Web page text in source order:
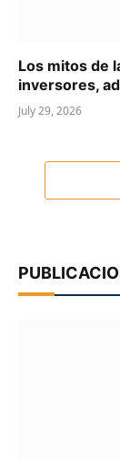
Los mitos de
inversores,
July 29, 2026